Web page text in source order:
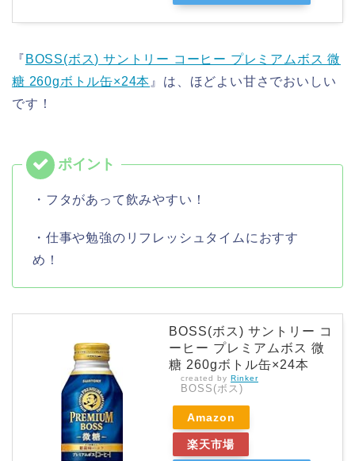
『 BOSS(ボス) サントリー コーヒー プレミアムボス 微
糖 260gボトル缶×24本 』は、ほどよい甘さでおいしい
です！
・フタがあって飲みやすい！
・仕事や勉強のリフレッシュタイムにおすす
め！
BOSS(ボス) サントリー コ
ーヒー プレミアムボス 微
糖 260gボトル缶×24本
created by Rinker
BOSS(ボス)
Amazon
楽天市場